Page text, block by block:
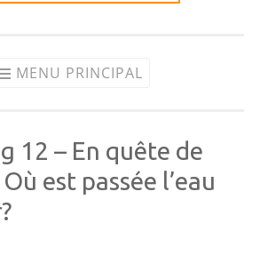
MENU PRINCIPAL
12 – En quête de
est passée l’eau